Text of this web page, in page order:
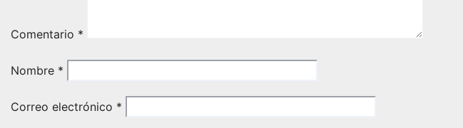
Comentario *
Nombre *
Correo electrónico *